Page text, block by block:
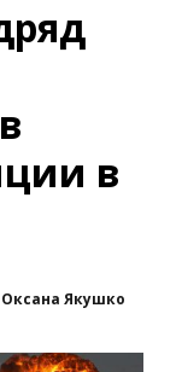
в
Оксана Якушко